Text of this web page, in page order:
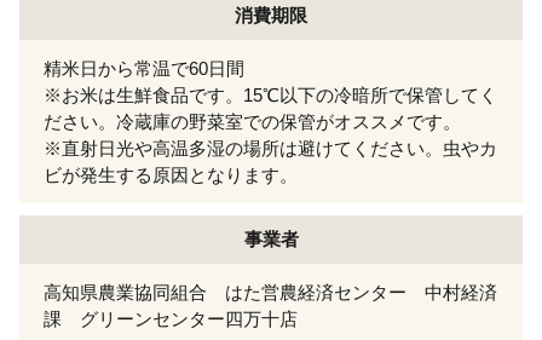
消費期限
精米日から常温で60日間
※お米は生鮮食品です。15℃以下の冷暗所で保管してく
ださい。冷蔵庫の野菜室での保管がオススメです。
※直射日光や高温多湿の場所は避けてください。虫やカ
ビが発生する原因となります。
事業者
高知県農業協同組合 はた営農経済センター 中村経済
課 グリーンセンター四万十店